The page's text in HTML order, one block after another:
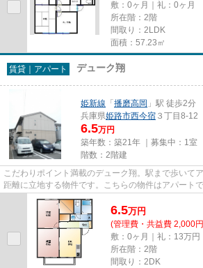
敷：0ヶ月｜礼：0ヶ月
所在階：2階
間取り：2LDK
面積：57.23㎡
賃貸｜アパート デューク翔
姫新線 「播磨高岡 」駅 徒歩2分
兵庫県姫路市西今宿 ３丁目8-12
6.5万円
築年数：築21年 ｜募集中： 1室
階数：2階建
こだわりポイント満載のデューク翔。駅まで歩いて
距離に立地する物件です。こちらの物件はアパート
にご紹介したいのが姫路市エリ...
6.5万円
(管理費・共益費 2,000
敷：0ヶ月｜礼：13万円
所在階：2階
間取り：2DK